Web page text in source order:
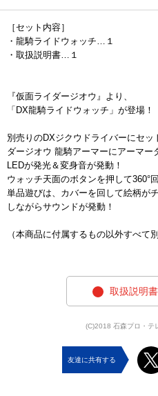
［セット内容］
・龍騎ライドウォッチ…１
・取扱説明書…１
『仮面ライダージオウ』より、
「DX龍騎ライドウォッチ」が登場！
別売りのDXジクウドライバーにセッ
ダージオウ 龍騎アーマーにアーマー
LEDが発光＆変身音が発動！
ウォッチ天面のボタンを押して360°
単品遊びは、カバーを回して絵柄が
しながらサウンドが発動！
（本商品に付属するもの以外すべて
取扱説明
(C)2018 石森プロ・テ
友達に共有する